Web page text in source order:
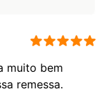
muito bem
remessa.